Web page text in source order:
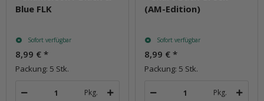
Blue FLK
Sofort verfügbar
8,99 € *
Packung: 5 Stk.
Pkg.
(AM-Edition)
Sofort verfügbar
8,99 € *
Packung: 5 Stk.
Pkg.